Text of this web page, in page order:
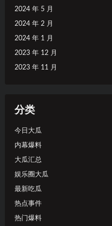
2024 年 5 月
2024 年 2 月
2024 年 1 月
2023 年 12 月
2023 年 11 月
分类
今日大瓜
内幕爆料
大瓜汇总
娱乐圈大瓜
最新吃瓜
热点事件
热门爆料